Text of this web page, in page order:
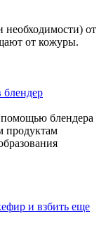
от
от кожуры.
блендера
продуктам